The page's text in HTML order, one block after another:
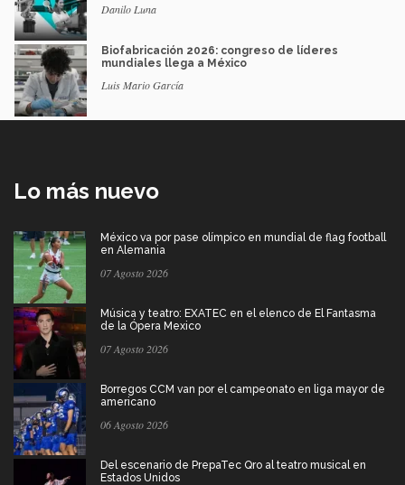
Danilo Luna
Biofabricación 2026: congreso de líderes
mundiales llega a México
Luis Mario García
Lo más nuevo
México va por pase olímpico en mundial de flag football
en Alemania
07 Agosto 2026
Música y teatro: EXATEC en el elenco de El Fantasma
de la Ópera Mexico
07 Agosto 2026
Borregos CCM van por el campeonato en liga mayor de
americano
06 Agosto 2026
Del escenario de PrepaTec Qro al teatro musical en
Estados Unidos